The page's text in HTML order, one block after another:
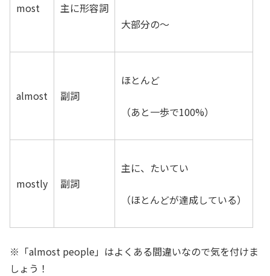
most 主に形容詞
大部分の～
almost 副詞
ほとんど
（あと一歩で100%）
mostly 副詞
主に、たいてい
（ほとんどが達成している）
※「almost people」はよくある間違いなので気を付けま
しょう！